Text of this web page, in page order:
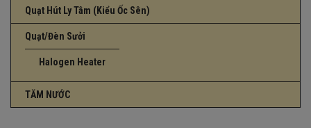
Quạt Hút Ly Tâm (Kiểu Ốc Sên)
Quạt/Đèn Sưởi
Halogen Heater
TĂM NƯỚC